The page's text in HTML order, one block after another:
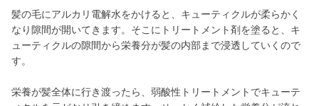
髪の毛にアルカリ電解水をかけると、キューティクルが柔らかく
なり隙間が開いてきます。そこにトリートメント剤を塗ると、キ
ューティクルの隙間から栄養分が髪の内部まで浸透していくので
す。
栄養が髪全体に行き渡ったら、弱酸性トリートメントでキューテ